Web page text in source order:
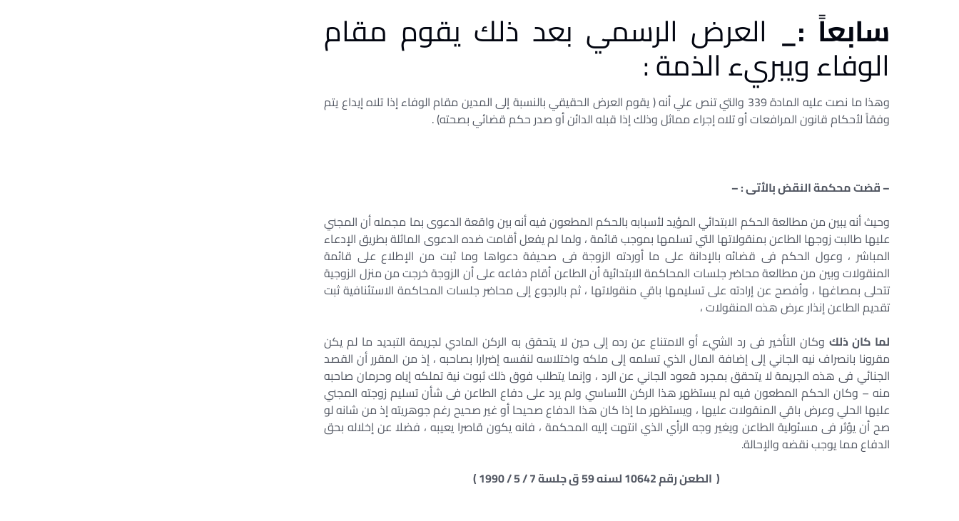
سابعاً :_ العرض الرسمي بعد ذلك يقوم مقام
الوفاء ويبريء الذمة :
وهذا ما نصت عليه المادة 339 والتي تنص علي أنه ( يقوم العرض الحقيقي بالنسبة إلى المدين مقام الوفاء إذا تلاه إيداع يتم
وفقاً لأحكام قانون المرافعات أو تلاه إجراء مماثل وذلك إذا قبله الدائن أو صدر حكم قضائي بصحته) .
– قضت محكمة النقض بالأتى : –
وحيث أنه يبين من مطالعة الحكم الابتدائي المؤيد لأسبابه بالحكم المطعون فيه أنه بين واقعة الدعوى بما مجمله أن المجني
عليها طالبت زوجها الطاعن بمنقولاتها التي تسلمها بموجب قائمة ، ولما لم يفعل أقامت ضده الدعوى الماثلة بطريق الإدعاء
المباشر ، وعول الحكم فى قضائه بالإدانة على ما أوردته الزوجة فى صحيفة دعواها وما ثبت من الإطلاع على قائمة
المنقولات وبين من مطالعة محاضر جلسات المحاكمة الابتدائية أن الطاعن أقام دفاعه على أن الزوجة خرجت من منزل الزوجية
تتحلى بمصاغها ، وأفصح عن إرادته على تسليمها باقي منقولاتها ، ثم بالرجوع إلى محاضر جلسات المحاكمة الاستئنافية ثبت
تقديم الطاعن إنذار عرض هذه المنقولات ،
لما كان ذلك وكان التأخير فى رد الشيء أو الامتناع عن رده إلى حين لا يتحقق به الركن المادي لجريمة التبديد ما لم يكن
مقرونا بانصراف نيه الجاني إلى إضافة المال الذي تسلمه إلى ملكه واختلاسه لنفسه إضرارا بصاحبه ، إذ من المقرر أن القصد
الجنائي فى هذه الجريمة لا يتحقق بمجرد قعود الجاني عن الرد ، وإنما يتطلب فوق ذلك ثبوت نية تملكه إياه وحرمان صاحبه
منه – وكان الحكم المطعون فيه لم يستظهر هذا الركن الأساسي ولم يرد على دفاع الطاعن فى شأن تسليم زوجته المجني
عليها الحلي وعرض باقي المنقولات عليها ، ويستظهر ما إذا كان هذا الدفاع صحيحا أو غير صحيح رغم جوهريته إذ من شانه لو
صح أن يؤثر فى مسئولية الطاعن ويغير وجه الرأي الذي انتهت إليه المحكمة ، فانه يكون قاصرا يعيبه ، فضلا عن إخلاله بحق
الدفاع مما يوجب نقضه والإحالة.
( الطعن رقم 10642 لسنه 59 ق جلسة 7 / 5 / 1990 )